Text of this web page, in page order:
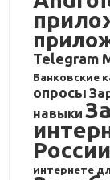
Telegram
Банковские
опросы
навыки
России
интернете